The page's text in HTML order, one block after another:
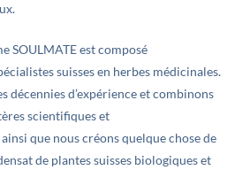
SOULMATE est composé
suisses en herbes médicinales.
décennies d’expérience et combinons
scientifiques et
que nous créons quelque chose de
de plantes suisses biologiques et